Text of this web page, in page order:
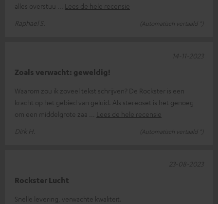
alles overstuu
Lees de hele recensie
Raphael S.
(Automatisch vertaald *)
Zoals verwacht: geweldig!
Waarom zou ik zoveel tekst schrijven? De Rockster is een
kracht op het gebied van geluid. Als stereoset is het genoeg
om een middelgrote zaa
Lees de hele recensie
Dirk H.
(Automatisch vertaald *)
14-11-2023
Rockster Lucht
Snelle levering, verwachte kwaliteit.
23-08-2023